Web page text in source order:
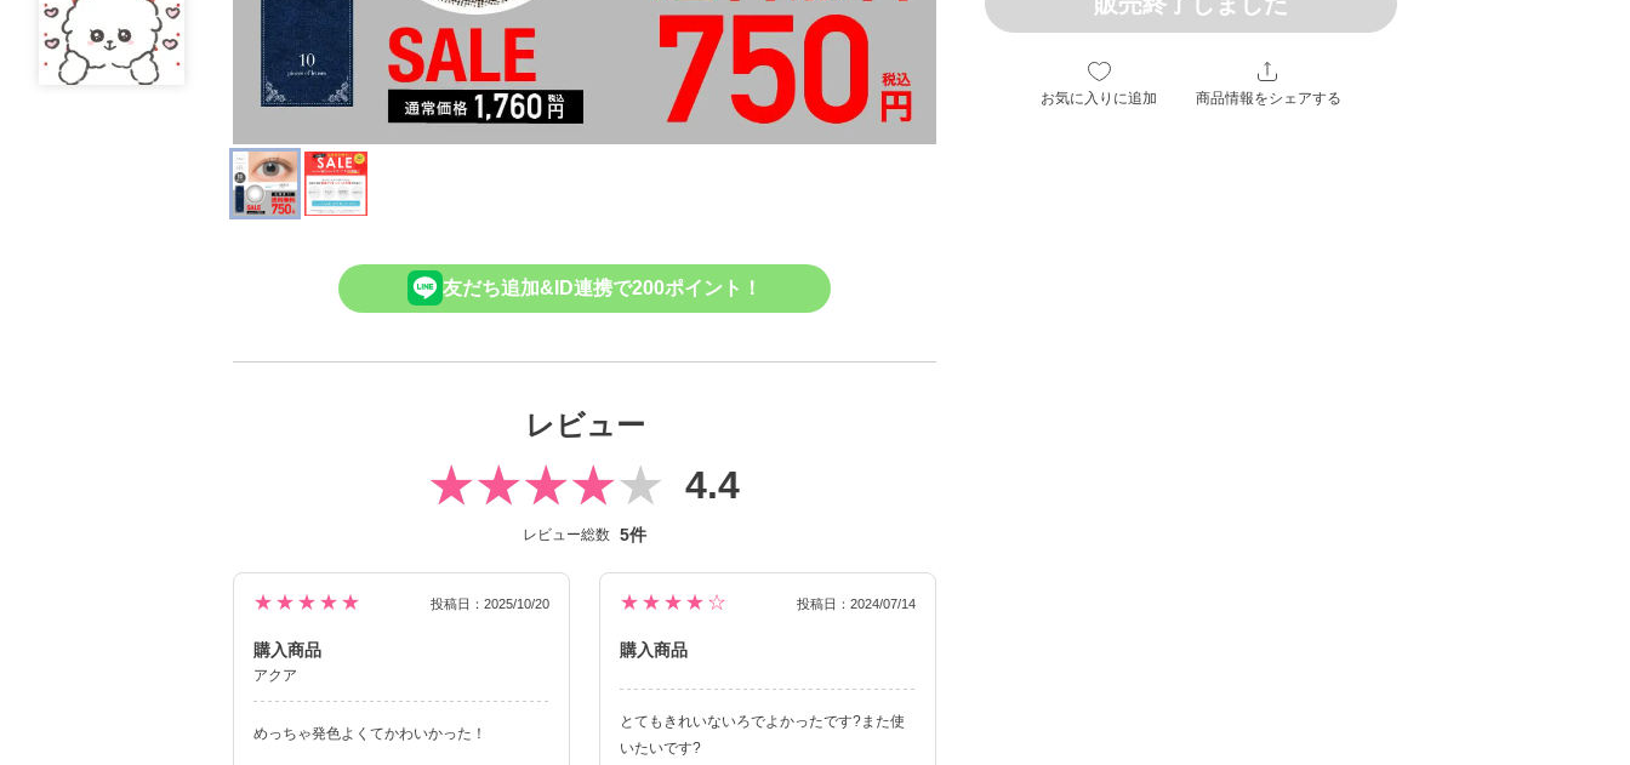
お気に入りに追加 商品情報をシェアする
友だち追加&ID連携で200ポイント！
レビュー
4.4
レビュー総数 5件
★★★★★ 投稿日：2025/10/20
購入商品
アクア
めっちゃ発色よくてかわいかった！
★★★★☆ 投稿日：2024/07/14
購入商品
とてもきれいないろでよかったです?また使
いたいです?